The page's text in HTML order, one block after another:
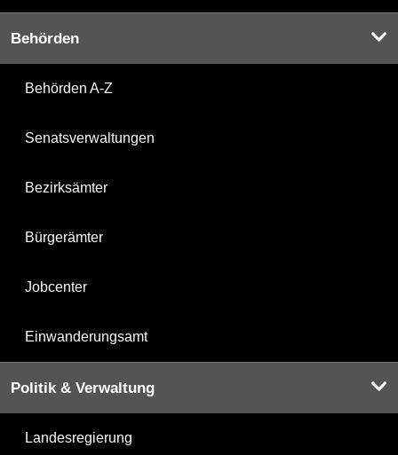
Behörden
Behörden A-Z
Senatsverwaltungen
Bezirksämter
Bürgerämter
Jobcenter
Einwanderungsamt
Politik & Verwaltung
Landesregierung